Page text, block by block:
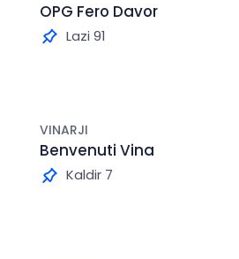
OPG Fero Davor
Lazi 91
VINARJI
Benvenuti Vina
Kaldir 7